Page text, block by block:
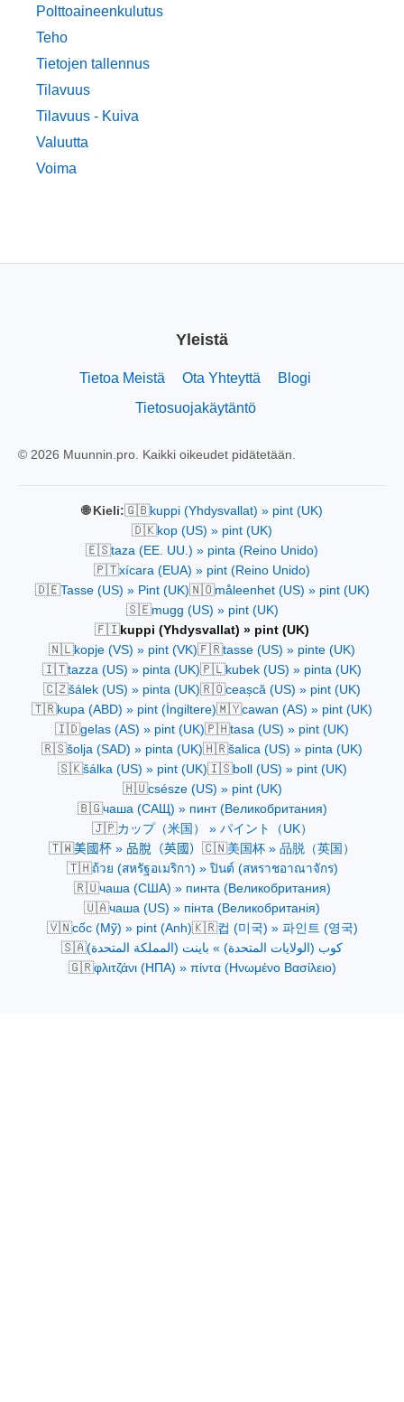
Polttoaineenkulutus
Teho
Tietojen tallennus
Tilavuus
Tilavuus - Kuiva
Valuutta
Voima
Yleistä
Tietoa Meistä Ota Yhteyttä
Blogi
Tietosuojakäytäntö
© 2026 Muunnin.pro. Kaikki oikeudet pidätetään.
🌐 Kieli:🇬🇧kuppi (Yhdysvallat) » pint (UK)
🇩🇰kop (US) » pint (UK)
🇪🇸taza (EE. UU.) » pinta (Reino Unido)
🇵🇹xícara (EUA) » pint (Reino Unido)
🇩🇪Tasse (US) » Pint (UK)🇳🇴måleenhet (US) » pint (UK)
🇸🇪mugg (US) » pint (UK)
🇫🇮kuppi (Yhdysvallat) » pint (UK)
🇳🇱kopje (VS) » pint (VK)🇫🇷tasse (US) » pinte (UK)
🇮🇹tazza (US) » pinta (UK)🇵🇱kubek (US) » pinta (UK)
🇨🇿šálek (US) » pinta (UK)🇷🇴ceașcă (US) » pint (UK)
🇹🇷kupa (ABD) » pint (İngiltere)🇲🇾cawan (AS) » pint (UK)
🇮🇩gelas (AS) » pint (UK)🇵🇭tasa (US) » pint (UK)
🇷🇸šolja (SAD) » pinta (UK)🇭🇷šalica (US) » pinta (UK)
🇸🇰šálka (US) » pint (UK)🇮🇸boll (US) » pint (UK)
🇭🇺csésze (US) » pint (UK)
🇧🇬чаша (САЩ) » пинт (Великобритания)
🇯🇵カップ（米国） » パイント（UK）
🇹🇼美國杯 » 品脫（英國） 🇨🇳美国杯 » 品脱（英国）
🇹🇭ถ้วย (สหรัฐอเมริกา) » ปินต์ (สหราชอาณาจักร)
🇷🇺чаша (США) » пинта (Великобритания)
🇺🇦чаша (US) » пінта (Великобританія)
🇻🇳cốc (Mỹ) » pint (Anh)🇰🇷컵 (미국) » 파인트 (영국)
🇸🇦كوب (الولايات المتحدة) » باينت (المملكة المتحدة)
🇬🇷φλιτζάνι (ΗΠΑ) » πίντα (Ηνωμένο Βασίλειο)